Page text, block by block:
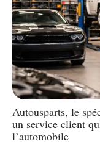
Autousparts, le
un service client
l’automobile